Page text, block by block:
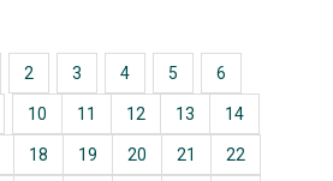
2 3 4 5 6
10 11 12 13 14
18 19 20 21 22